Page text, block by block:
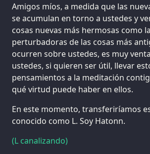
Amigos míos, a medida que las
se acumulan en torno a ustedes y
cosas nuevas más hermosas como
perturbadoras de las cosas más
ocurren sobre ustedes, es muy
ustedes, si quieren ser útil, llevar
pensamientos a la meditación
qué virtud puede haber en ellos.
En este momento, transferiríamos
conocido como L. Soy Hatonn.
(L canalizando)